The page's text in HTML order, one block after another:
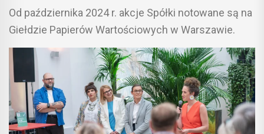
Od października 2024 r. akcje Spółki notowane są na
Giełdzie Papierów Wartościowych w Warszawie.